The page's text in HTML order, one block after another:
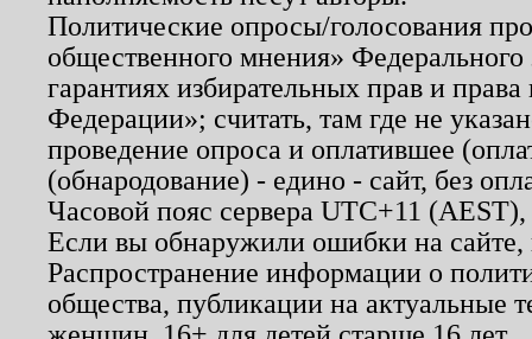
Политические опросы/голосования
общественного мнения»
гарантиях избирательных прав и
Федерации»; считать, там где не
проведение опроса и оплатившее
(обнародование) - едино - сайт, без
Часовой пояс сервера UTC+11
Если вы обнаружили ошибки на
Распространение информации о
общества, публикации на актуальные